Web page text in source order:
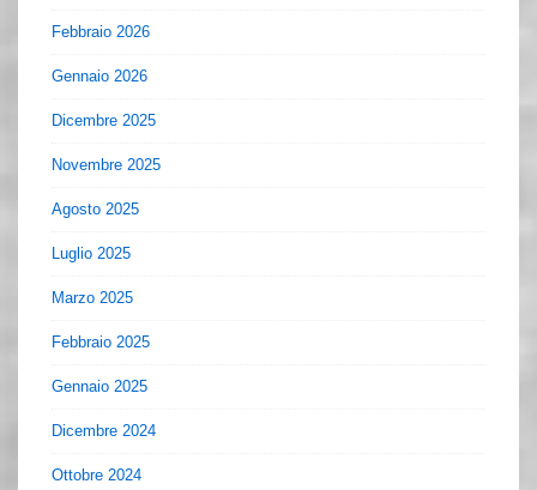
Febbraio 2026
Gennaio 2026
Dicembre 2025
Novembre 2025
Agosto 2025
Luglio 2025
Marzo 2025
Febbraio 2025
Gennaio 2025
Dicembre 2024
Ottobre 2024